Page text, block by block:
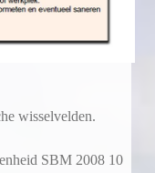
wisselvelden.
SBM 2008 10